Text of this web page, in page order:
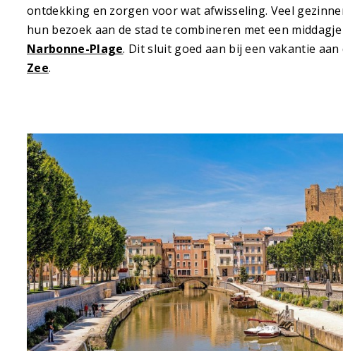
ontdekking en zorgen voor wat afwisseling. Veel
hun bezoek aan de stad te combineren met een
Narbonne-Plage. Dit sluit goed aan bij een vakantie aan
Zee.